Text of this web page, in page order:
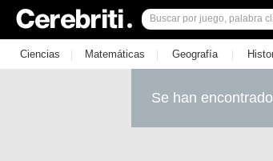
Ciencias | Matemáticas | Geografía |
Se han